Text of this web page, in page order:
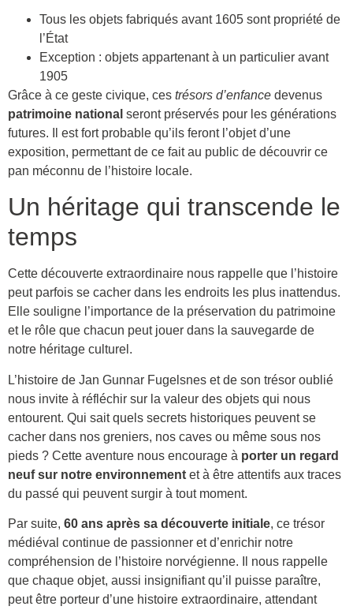
Tous les objets fabriqués avant 1605 sont propriété de
l’État
Exception : objets appartenant à un particulier avant
1905
Grâce à ce geste civique, ces trésors d’enfance devenus
patrimoine national seront préservés pour les générations
futures. Il est fort probable qu’ils feront l’objet d’une
exposition, permettant de ce fait au public de découvrir ce
pan méconnu de l’histoire locale.
Un héritage qui transcende le
temps
Cette découverte extraordinaire nous rappelle que l’histoire
peut parfois se cacher dans les endroits les plus inattendus.
Elle souligne l’importance de la préservation du patrimoine
et le rôle que chacun peut jouer dans la sauvegarde de
notre héritage culturel.
L’histoire de Jan Gunnar Fugelsnes et de son trésor oublié
nous invite à réfléchir sur la valeur des objets qui nous
entourent. Qui sait quels secrets historiques peuvent se
cacher dans nos greniers, nos caves ou même sous nos
pieds ? Cette aventure nous encourage à porter un regard
neuf sur notre environnement et à être attentifs aux traces
du passé qui peuvent surgir à tout moment.
Par suite, 60 ans après sa découverte initiale, ce trésor
médiéval continue de passionner et d’enrichir notre
compréhension de l’histoire norvégienne. Il nous rappelle
que chaque objet, aussi insignifiant qu’il puisse paraître,
peut être porteur d’une histoire extraordinaire, attendant